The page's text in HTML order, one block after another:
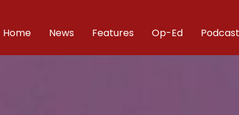
Home News Features Op-Ed